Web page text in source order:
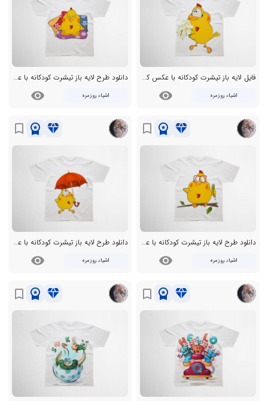
فایل لایه باز تیشرت کودکانه با عکس کارتونی جوجه رنگی
اشیاء روزمره visibility
دانلود طرح لایه باز تیشرت کودکانه با عکس انیمیشنی جوجه رنگی
اشیاء روزمره visibility
diamond
workspace_premium
bookmark_border
دانلود طرح لایه باز تیشرت کودکانه با عکس کارتونی جوجه
اشیاء روزمره visibility
diamond
workspace_premium
bookmark_border
دانلود طرح لایه باز تیشرت کودکانه با عکس جوجه
اشیاء روزمره visibility
diamond
workspace_premium
bookmark_border
diamond
workspace_premium
bookmark_border